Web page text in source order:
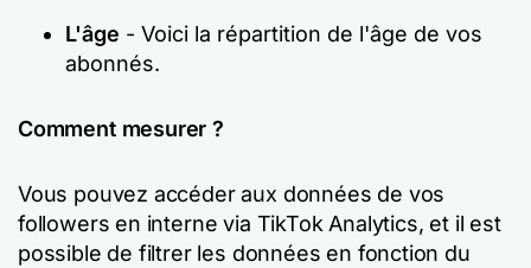
L'âge - Voici la répartition de l'âge de vos
abonnés.
Comment mesurer ?
Vous pouvez accéder aux données de vos
followers en interne via TikTok Analytics, et il est
possible de filtrer les données en fonction du